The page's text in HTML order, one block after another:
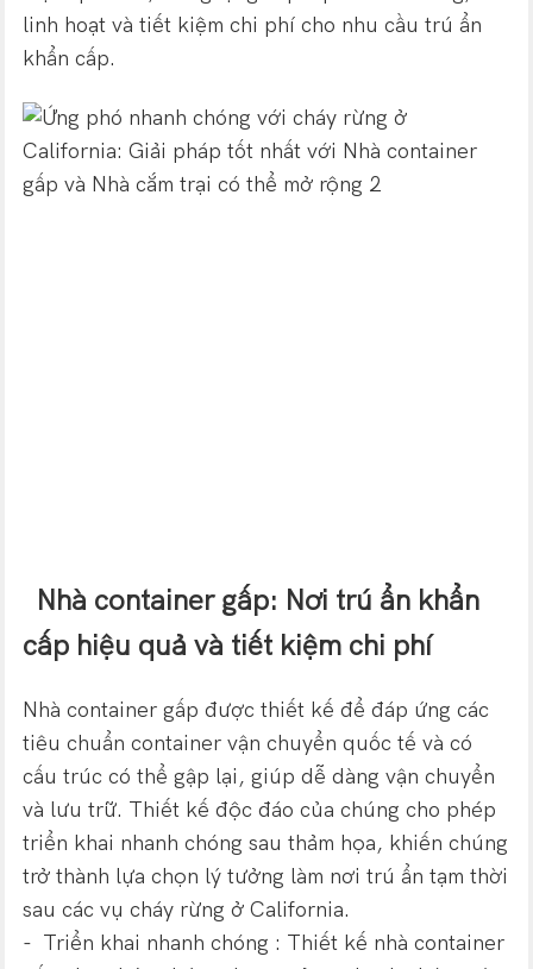
linh hoạt và tiết kiệm chi phí cho nhu cầu trú ẩn
khẩn cấp.
Nhà container gấp: Nơi trú ẩn khẩn
cấp hiệu quả và tiết kiệm chi phí
Nhà container gấp được thiết kế để đáp ứng các
tiêu chuẩn container vận chuyển quốc tế và có
cấu trúc có thể gập lại, giúp dễ dàng vận chuyển
và lưu trữ. Thiết kế độc đáo của chúng cho phép
triển khai nhanh chóng sau thảm họa, khiến chúng
trở thành lựa chọn lý tưởng làm nơi trú ẩn tạm thời
sau các vụ cháy rừng ở California.
- Triển khai nhanh chóng : Thiết kế nhà container